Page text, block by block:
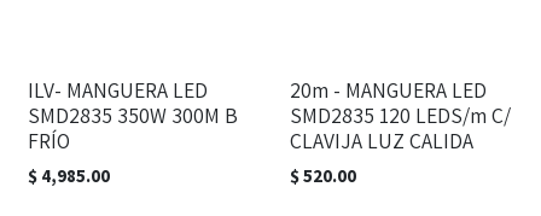
ILV- MANGUERA LED
SMD2835 350W 300M B
FRÍO
$ 4,985.00
20m - MANGUERA LED
SMD2835 120 LEDS/m C/
CLAVIJA LUZ CALIDA
$520.00